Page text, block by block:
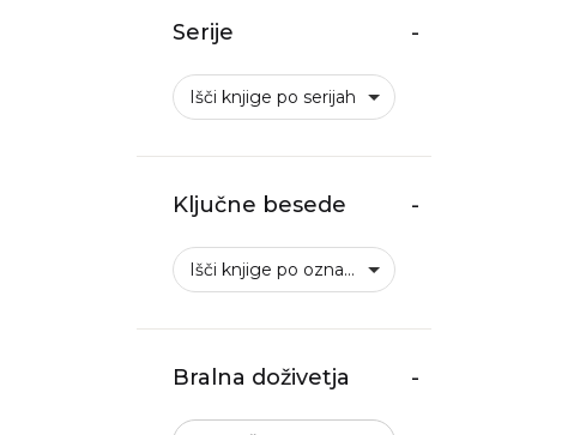
Serije -
Išči knjige po serijah
Ključne besede -
Išči knjige po oznakah
Bralna doživetja -